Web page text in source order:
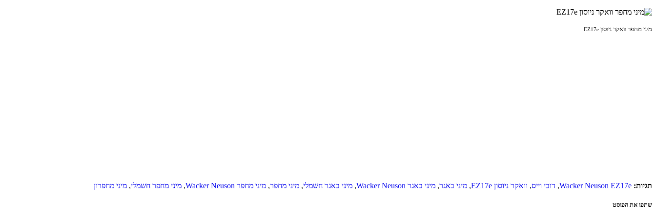
מיני מחפר וואקר ניוסון EZ17e
תגיות: Wacker Neuson EZ17e
, דובי וייס, וואקר ניוסון EZ17e , מיני באגר, מיני באגר Wacker Neuson , מיני באגר חשמלי, מיני מחפר, מיני מחפר Wacker Neuson , מיני מחפר חשמלי, מיני מחפרון
שתפו את הפוסט